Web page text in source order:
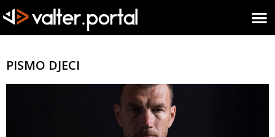
PISMO DJECI